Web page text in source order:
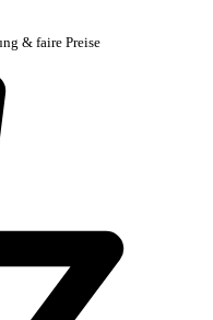
& faire Preise